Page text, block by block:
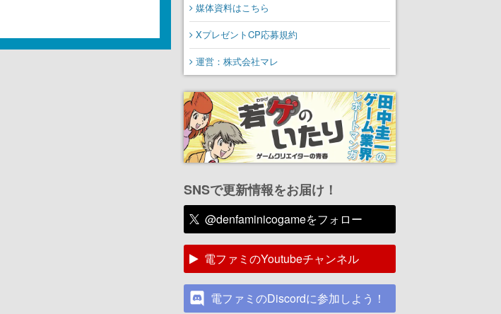
媒体資料はこちら
XプレゼントCP応募規約
運営：株式会社マレ
SNSで更新情報をお届け！
@denfaminicogameをフォロー
電ファミのYoutubeチャンネル
電ファミのDiscordに参加しよう！